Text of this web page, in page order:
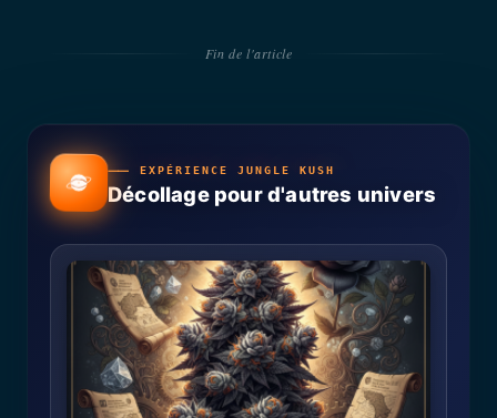
Fin de l'article
⸺ EXPÉRIENCE JUNGLE KUSH
Décollage pour d'autres univers